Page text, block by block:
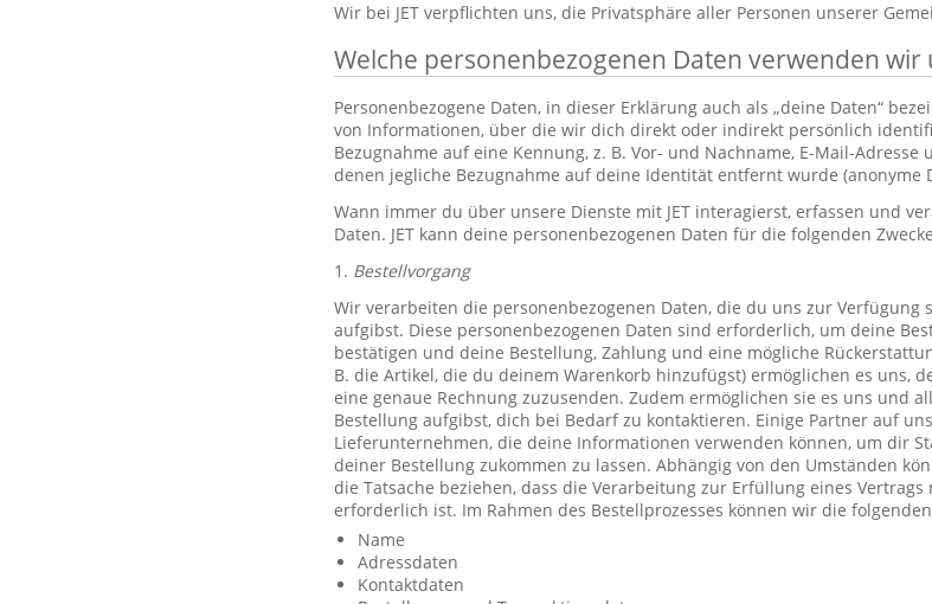
Wir bei JET verpflichten uns, die Privatsphäre aller Personen unserer
Welche personenbezogenen Daten verwenden wir
Personenbezogene Daten, in dieser Erklärung auch als „deine Daten“
von Informationen, über die wir dich direkt oder indirekt persönlich
Bezugnahme auf eine Kennung, z. B. Vor- und Nachname, E-Mail-
denen jegliche Bezugnahme auf deine Identität entfernt wurde (anonyme
Wann immer du über unsere Dienste mit JET interagierst, erfassen und
Daten. JET kann deine personenbezogenen Daten für die folgenden
1. Bestellvorgang
Wir verarbeiten die personenbezogenen Daten, die du uns zur Verfügung
aufgibst. Diese personenbezogenen Daten sind erforderlich, um deine
bestätigen und deine Bestellung, Zahlung und eine mögliche
B. die Artikel, die du deinem Warenkorb hinzufügst) ermöglichen es uns,
eine genaue Rechnung zuzusenden. Zudem ermöglichen sie es uns und
Bestellung aufgibst, dich bei Bedarf zu kontaktieren. Einige Partner auf
Lieferunternehmen, die deine Informationen verwenden können, um dir
deiner Bestellung zukommen zu lassen. Abhängig von den Umständen
die Tatsache beziehen, dass die Verarbeitung zur Erfüllung eines
erforderlich ist. Im Rahmen des Bestellprozesses können wir die
Name
Adressdaten
Kontaktdaten